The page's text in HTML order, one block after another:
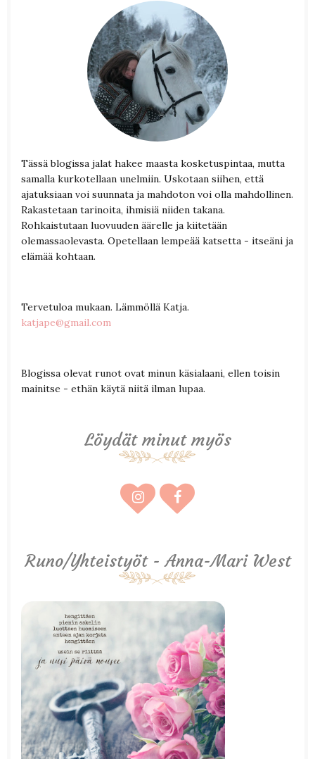
Tässä blogissa jalat hakee maasta kosketuspintaa, mutta
samalla kurkotellaan unelmiin. Uskotaan siihen, että
ajatuksiaan voi suunnata ja mahdoton voi olla mahdollinen.
Rakastetaan tarinoita, ihmisiä niiden takana.
Rohkaistutaan luovuuden äärelle ja kiitetään
olemassaolevasta. Opetellaan lempeää katsetta - itseäni ja
elämää kohtaan.
Tervetuloa mukaan. Lämmöllä Katja.
katjape@gmail.com
Blogissa olevat runot ovat minun käsialaani, ellen toisin
mainitse - ethän käytä niitä ilman lupaa.
Löydät minut myös
Runo/Yhteistyöt - Anna-Mari West